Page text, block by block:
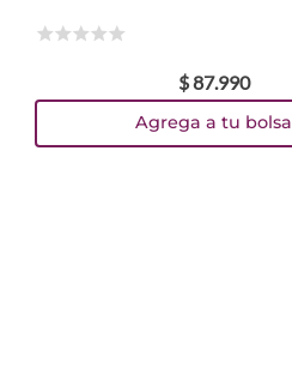
$87.990
Agrega a tu bolsa